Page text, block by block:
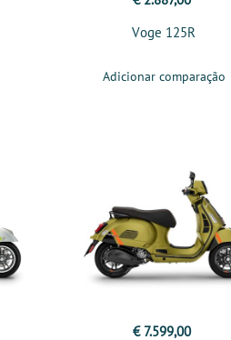
Voge 125R
Adicionar comparação
€ 7.599,00